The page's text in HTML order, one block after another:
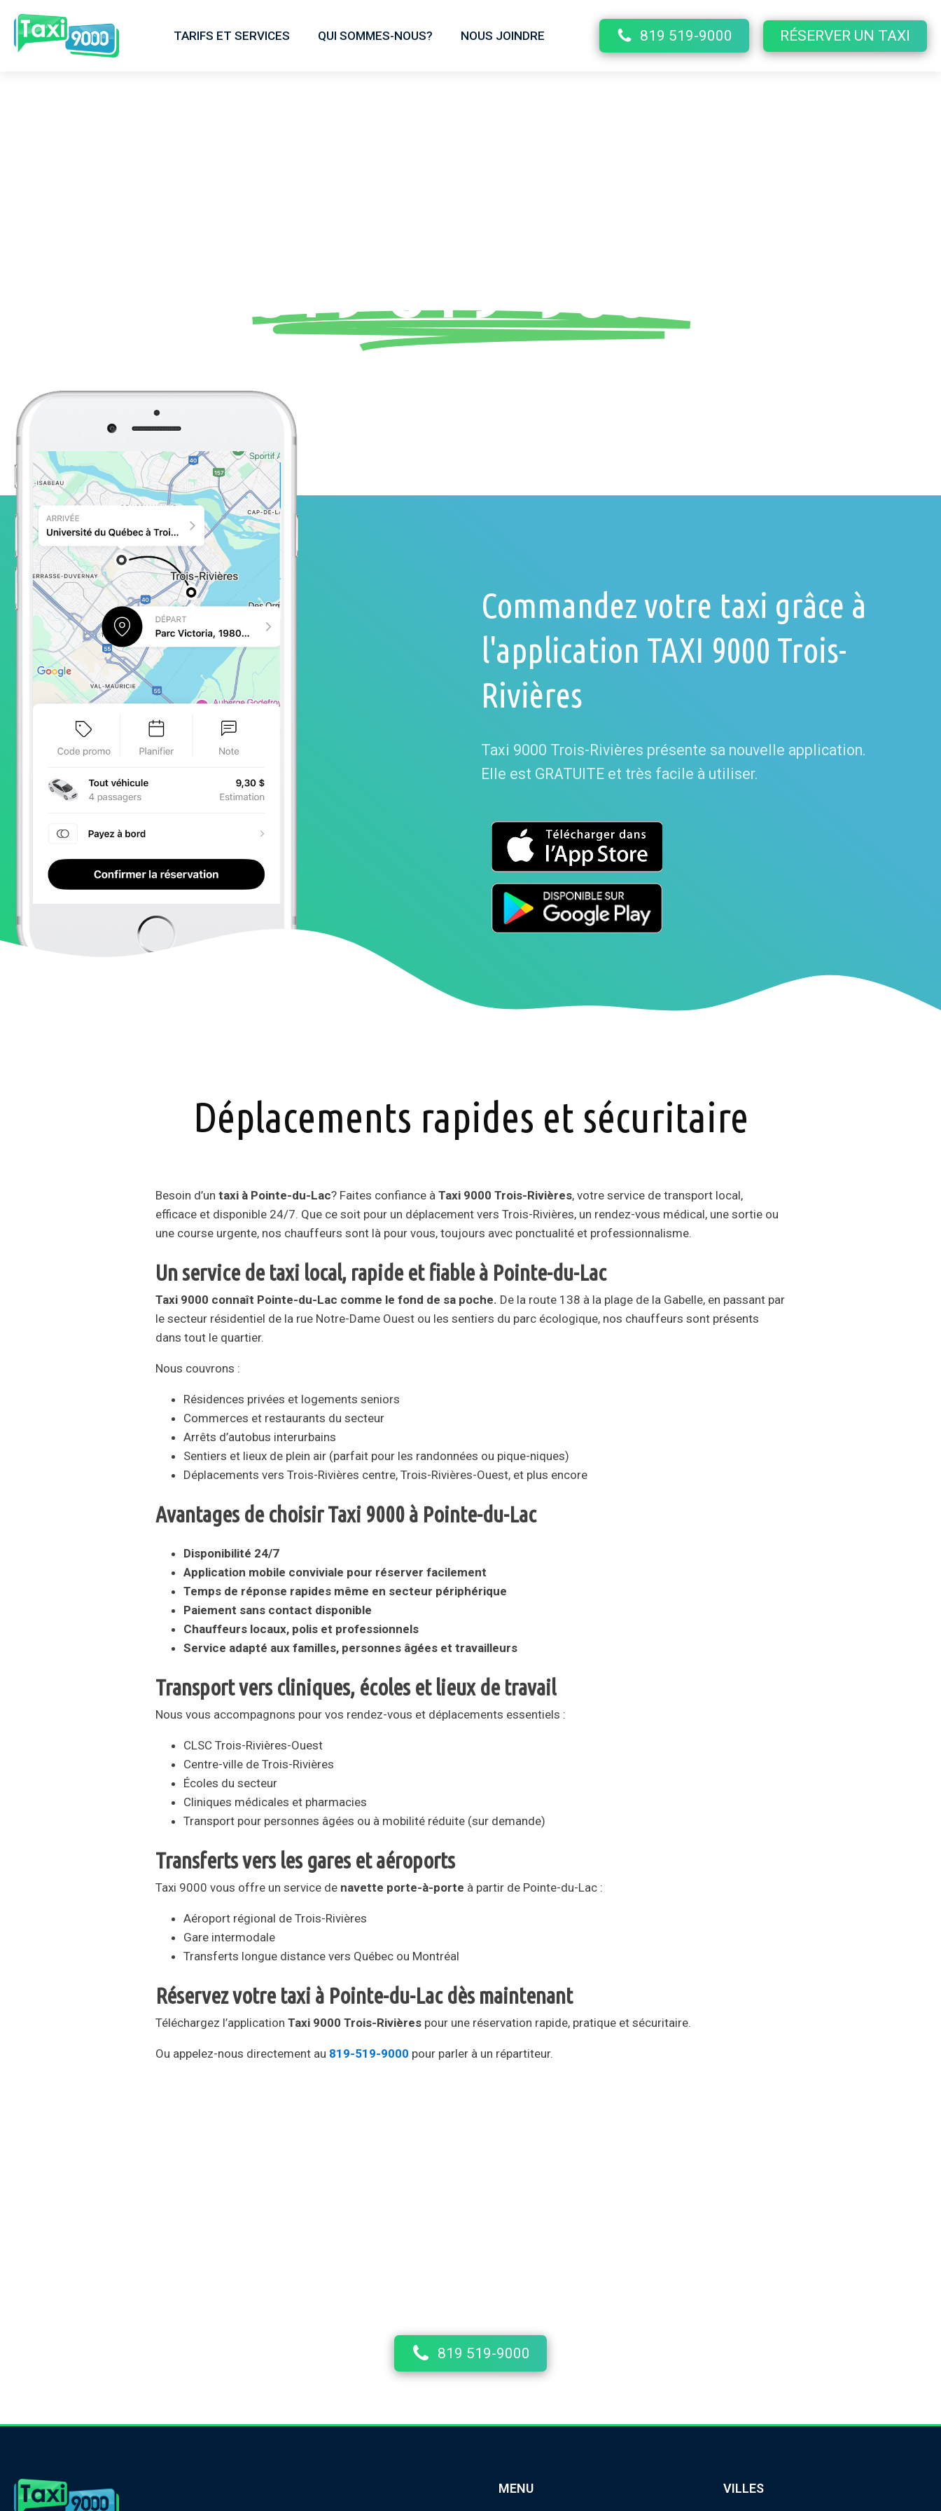
TARIFS ET SERVICES QUI SOMMES-NOUS? NOUS JOINDRE 819 519-9000 RÉSERVER UN TAXI
819 519-9000
Commandez votre taxi grâce à
l'application TAXI 9000 Trois-
Rivières
Taxi 9000 Trois-Rivières présente sa nouvelle application.
Elle est GRATUITE et très facile à utiliser.
Déplacements rapides et sécuritaire
Besoin d’un taxi à Pointe-du-Lac? Faites confiance à Taxi 9000 Trois-Rivières, votre service de transport local,
efficace et disponible 24/7. Que ce soit pour un déplacement vers Trois-Rivières, un rendez-vous médical, une sortie ou
une course urgente, nos chauffeurs sont là pour vous, toujours avec ponctualité et professionnalisme.
Un service de taxi local, rapide et fiable à Pointe-du-Lac
Taxi 9000 connaît Pointe-du-Lac comme le fond de sa poche. De la route 138 à la plage de la Gabelle, en passant par
le secteur résidentiel de la rue Notre-Dame Ouest ou les sentiers du parc écologique, nos chauffeurs sont présents
dans tout le quartier.
Nous couvrons :
Résidences privées et logements seniors
Commerces et restaurants du secteur
Arrêts d’autobus interurbains
Sentiers et lieux de plein air (parfait pour les randonnées ou pique-niques)
Déplacements vers Trois-Rivières centre, Trois-Rivières-Ouest, et plus encore
Avantages de choisir Taxi 9000 à Pointe-du-Lac
Disponibilité 24/7
Application mobile conviviale pour réserver facilement
Temps de réponse rapides même en secteur périphérique
Paiement sans contact disponible
Chauffeurs locaux, polis et professionnels
Service adapté aux familles, personnes âgées et travailleurs
Transport vers cliniques, écoles et lieux de travail
Nous vous accompagnons pour vos rendez-vous et déplacements essentiels :
CLSC Trois-Rivières-Ouest
Centre-ville de Trois-Rivières
Écoles du secteur
Cliniques médicales et pharmacies
Transport pour personnes âgées ou à mobilité réduite (sur demande)
Transferts vers les gares et aéroports
Taxi 9000 vous offre un service de navette porte-à-porte à partir de Pointe-du-Lac :
Aéroport régional de Trois-Rivières
Gare intermodale
Transferts longue distance vers Québec ou Montréal
Réservez votre taxi à Pointe-du-Lac dès maintenant
Téléchargez l’application Taxi 9000 Trois-Rivières pour une réservation rapide, pratique et sécuritaire.
Ou appelez-nous directement au 819-519-9000 pour parler à un répartiteur.
819 519-9000
MENU VILLES